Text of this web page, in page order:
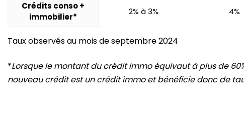
Crédits conso +
immobilier*
2% à 3% 4%
Taux observés au mois de septembre 2024
*Lorsque le montant du crédit immo équivaut à plus de
nouveau crédit est un crédit immo et bénéficie donc de